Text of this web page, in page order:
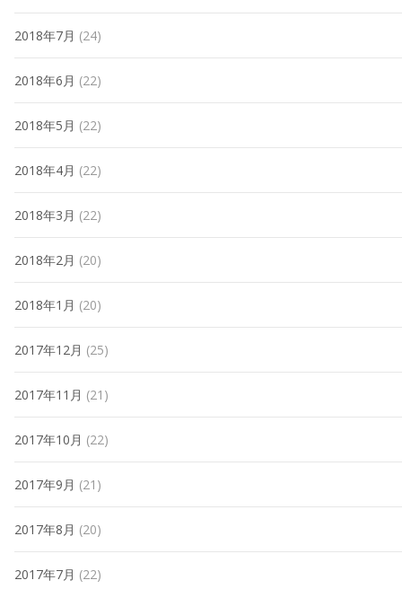
2018年7月 (24)
2018年6月 (22)
2018年5月 (22)
2018年4月 (22)
2018年3月 (22)
2018年2月 (20)
2018年1月 (20)
2017年12月 (25)
2017年11月 (21)
2017年10月 (22)
2017年9月 (21)
2017年8月 (20)
2017年7月 (22)